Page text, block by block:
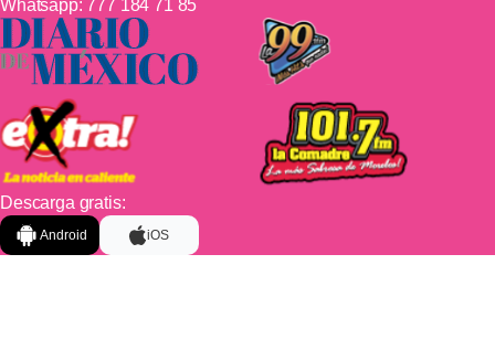
Whatsapp:777 184 71 85
Descarga gratis:
Android iOS